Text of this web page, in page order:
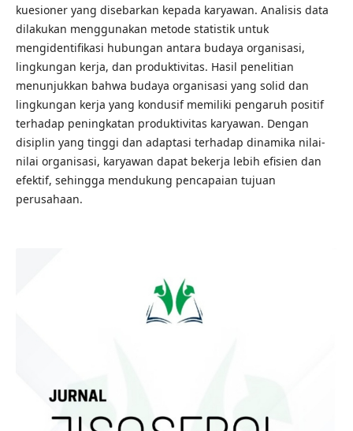
kuesioner yang disebarkan kepada karyawan. Analisis data
dilakukan menggunakan metode statistik untuk
mengidentifikasi hubungan antara budaya organisasi,
lingkungan kerja, dan produktivitas. Hasil penelitian
menunjukkan bahwa budaya organisasi yang solid dan
lingkungan kerja yang kondusif memiliki pengaruh positif
terhadap peningkatan produktivitas karyawan. Dengan
disiplin yang tinggi dan adaptasi terhadap dinamika nilai-
nilai organisasi, karyawan dapat bekerja lebih efisien dan
efektif, sehingga mendukung pencapaian tujuan
perusahaan.